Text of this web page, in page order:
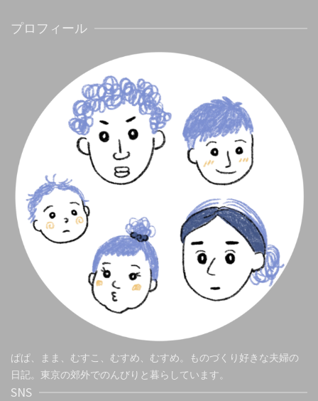
プロフィール
ぱぱ、まま、むすこ、むすめ、むすめ。ものづくり好きな夫婦の
日記。東京の郊外でのんびりと暮らしています。
SNS